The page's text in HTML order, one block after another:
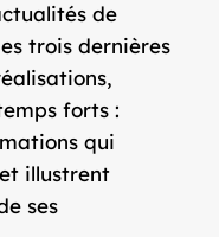
de
trois dernières
forts :
qui
illustrent
ses